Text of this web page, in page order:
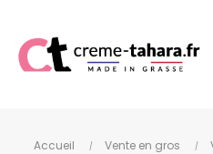
Accueil Vente en gros